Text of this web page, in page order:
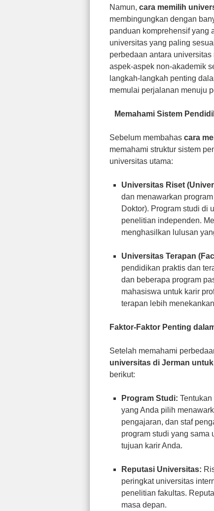
Namun, cara memilih
membingungkan dengan
panduan komprehensif yang
universitas yang paling
perbedaan antara
aspek-aspek non-akademik
langkah-langkah penting
memulai perjalanan menuju
Memahami Sistem
Sebelum membahas cara
memahami struktur sistem
universitas utama:
Universitas Riset
dan menawarkan
Doktor). Program studi di
penelitian independen.
menghasilkan lulusan
Universitas Terapan
pendidikan praktis dan
dan beberapa program
mahasiswa untuk karir
terapan lebih
Faktor-Faktor Penting
Setelah memahami
universitas di Jerman
berikut:
Program Studi:
yang Anda pilih
pengajaran, dan staf
program studi yang sama
tujuan karir Anda.
Reputasi Universitas:
peringkat universitas
penelitian fakultas.
masa depan.